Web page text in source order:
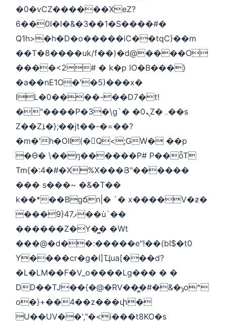
�0�vCZ������XeZ?
6��0I�I�&�3��1�S����#�
Q1h>�h�D�o�����iC��tqC}��m
��T�8����uk/f��)�d@����O
����<2# � k�p lO�B���}
�a��nE1O�'�5)���x�
lL�0����-��D7�t!
�"����P�3�\g`� �0ܢZ�ہ��s
Z��Zܐ�};��jt��-�=��?
�m�'h�OII(�Q<;GW� ��p
�ϴ� \��ŋ������P# P��ȫT
Tm{�:4�#�X%X���Յ"������
��� s���~ �&�T��
k��*��Bgճn|� `� x����V�ƶ�
���9}ފ47��ù`��
������Z�Y�̻� �Wt
���@�d��:�����e"!��(bI$�t0
Y����cr�g�I]Ҵua[���d?
�L�LM��F�V_o����Lg��� � �
DD��TJ��{�@�RV��̳�#�&�ݹo^
o�}+��4��z���փ�
U��UV��',"�<i���t8KO�s